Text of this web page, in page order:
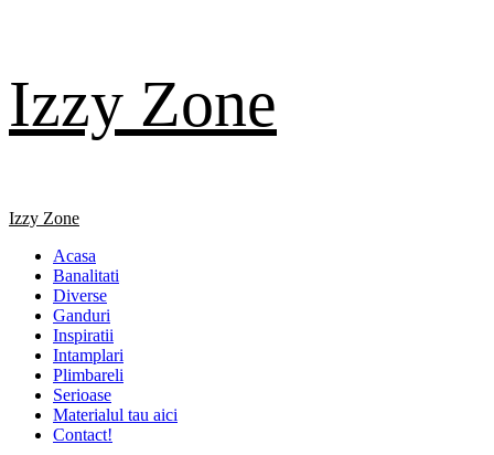
content
Izzy Zone
Primary
Izzy Zone
Acasa
Banalitati
Diverse
Ganduri
Inspiratii
Intamplari
Plimbareli
Serioase
Materialul tau aici
Contact!